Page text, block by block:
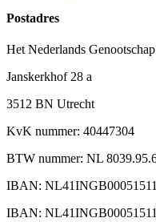
Postadres
Het Nederlands
Janskerkhof 28 a
3512 BN Utrecht
KvK nummer: 40447304
BTW nummer: NL
IBAN:
IBAN: